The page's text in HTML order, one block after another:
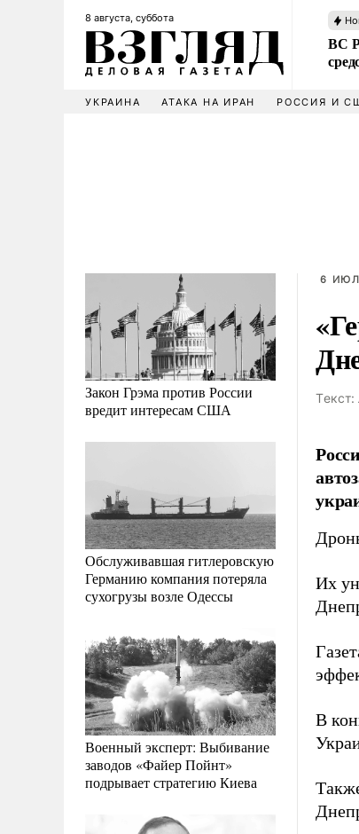
8 августа, суббота
ВС
УКРАИНА АТАКА НА ИРАН РОССИЯ И
Закон Грэма против России
вредит интересам США
Обслуживавшая гитлеровскую
Германию компания потеряла
сухогрузы возле Одессы
Военный эксперт: Выбивание
заводов «Файер Пойнт»
подрывает стратегию Киева
6
Tекст:
Их
В